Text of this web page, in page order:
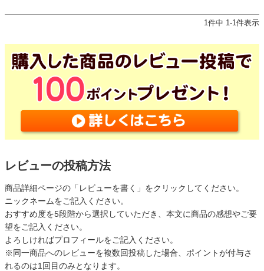
1件中 1-1件表示
レビューの投稿方法
商品詳細ページの「レビューを書く」をクリックしてください。
ニックネームをご記入ください。
おすすめ度を5段階から選択していただき、本文に商品の感想やご要
望をご記入ください。
よろしければプロフィールをご記入ください。
※同一商品へのレビューを複数回投稿した場合、ポイントが付与さ
れるのは1回目のみとなります。